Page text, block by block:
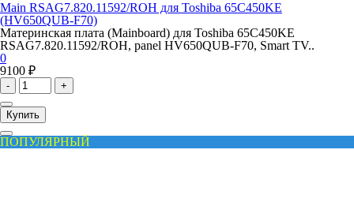
Main RSAG7.820.11592/ROH для Toshiba 65C450KE
(HV650QUB-F70)
Материнская плата (Mainboard) для Toshiba 65C450KE
RSAG7.820.11592/ROH, panel HV650QUB-F70, Smart TV..
0
9100 ₽
- +
Купить
ПОПУЛЯРНЫЙ